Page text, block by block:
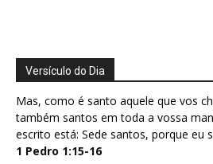
Versículo do Dia
Mas, como é santo aquele que vos
também santos em toda a vossa
escrito está: Sede santos, porque eu
1 Pedro 1:15-16